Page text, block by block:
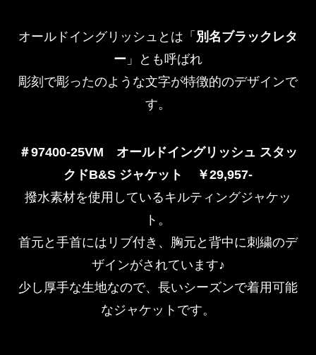
オールドイングリッシュとは「 別名ブラックレタ
ー 」とも呼ばれ
彫刻で彫ったのような文字が特徴的のデザインで
す。
＃97400-25VM
オールドイングリッシュ スタッ
クドB&S ジャケット ￥29,957-
撥水素材を使用しているキルティングジャケッ
ト。
首元と手首にはリブ付き、胸元と背中に刺繍のデ
ザインがされています♪
少し厚手な生地なので、長いシーズンで着用可能
なジャケットです。